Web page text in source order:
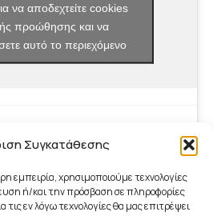
Συγκατάθεσης
εμπειρία, χρησιμοποιούμε τεχνολογίες
ή/και την πρόσβαση σε πληροφορίες
εν λόγω τεχνολογίες θα μας επιτρέψει
να αποδεχτείτε cookies
προώθησης και να
αυτό το περιεχόμενο